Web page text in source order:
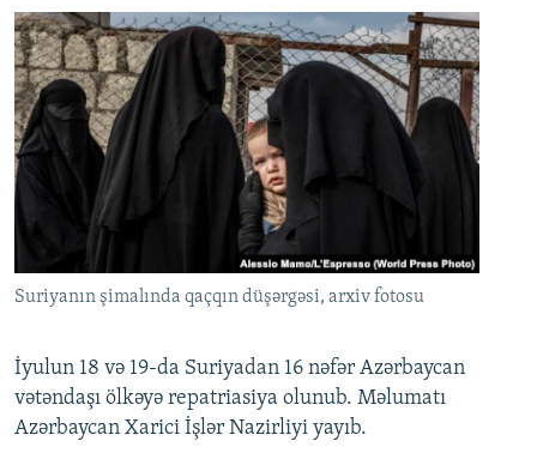
Suriyanın şimalında qaçqın düşərgəsi, arxiv fotosu
İyulun 18 və 19-da Suriyadan 16 nəfər Azərbaycan
vətəndaşı ölkəyə repatriasiya olunub. Məlumatı
Azərbaycan Xarici İşlər Nazirliyi yayıb.